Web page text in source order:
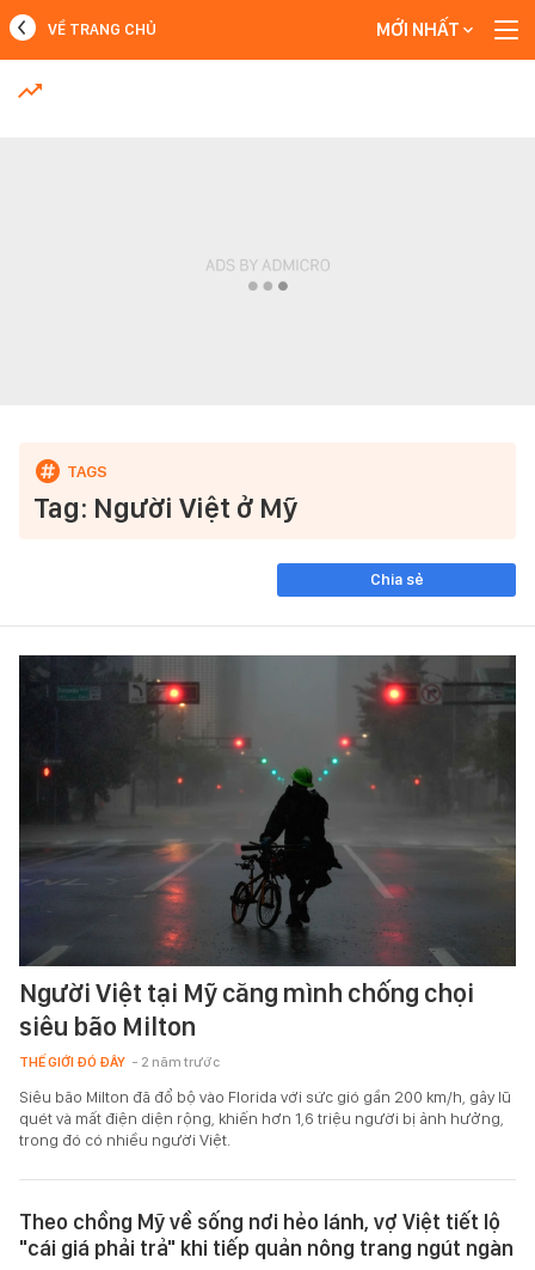
MỚI NHẤT
VỀ TRANG CHỦ MỚI NHẤT
Tag: Người Việt ở Mỹ
Chia sẻ
Người Việt tại Mỹ căng mình chống chọi
siêu bão Milton
THẾ GIỚI ĐÓ ĐÂY - 2 năm trước
Siêu bão Milton đã đổ bộ vào Florida với sức gió gần 200 km/h, gây lũ
quét và mất điện diện rộng, khiến hơn 1,6 triệu người bị ảnh hưởng,
trong đó có nhiều người Việt.
Theo chồng Mỹ về sống nơi hẻo lánh, vợ Việt tiết lộ
"cái giá phải trả" khi tiếp quản nông trang ngút ngàn